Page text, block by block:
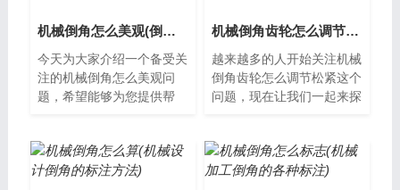
机械倒角怎么美观(倒角怎么画机械制图)
今天为大家介绍一个备受关
注的机械倒角怎么美观问
题，希望能够为您提供帮
倒角？机械倒角...
机械倒角齿轮怎么调节松紧(机械倒角齿轮怎么调节松紧度视频)
越来越多的人开始关注机械
倒角齿轮怎么调节松紧这个
问题，现在让我们一起来探
一种用于传...